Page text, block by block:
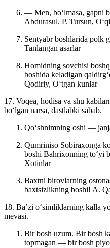
— Men, boʻlmasa, gapni
Abdurasul. P. Tursun,
Sentyabr boshlarida polk
Tanlangan asarlar
Homidning sovchisi
boshida keladigan
Qodiriy, Oʻtgan kunlar
17. Voqea, hodisa va shu
boʻlgan narsa, dastlabki sabab.
Qoʻshnimning oshi —
Qumriniso Sobiraxonga
boshi Bahrixonning toʻyi
Xotinlar
Baxtni birovlarning
baxtsizlikning boshi! A.
18. Baʼzi oʻsimliklarning kalla
mevasi.
Bir bosh uzum. Bir bosh
topmagan — bir bosh